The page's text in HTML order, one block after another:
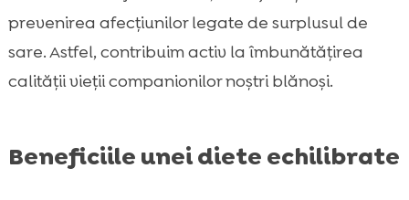
prevenirea afecțiunilor legate de surplusul de
sare. Astfel, contribuim activ la îmbunătățirea
calității vieții companionilor noștri blănoși.
Beneficiile unei diete echilibrate